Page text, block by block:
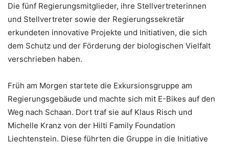
Die fünf Regierungsmitglieder, ihre Stellvertreterinnen
und Stellvertreter sowie der Regierungssekretär
erkundeten innovative Projekte und Initiativen, die sich
dem Schutz und der Förderung der biologischen Vielfalt
verschrieben haben.
Früh am Morgen startete die Exkursionsgruppe am
Regierungsgebäude und machte sich mit E-Bikes auf den
Weg nach Schaan. Dort traf sie auf Klaus Risch und
Michelle Kranz von der Hilti Family Foundation
Liechtenstein. Diese führten die Gruppe in die Initiative